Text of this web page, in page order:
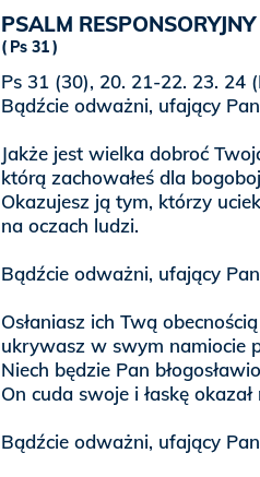
PSALM RESPONSORYJNY
Ps 31
Ps 31 (30), 20. 21-22. 23. 24
Bądźcie odważni, ufający
Jakże jest wielka dobroć
którą zachowałeś dla
Okazujesz ją tym, którzy
na oczach ludzi.
Bądźcie odważni, ufający
Osłaniasz ich Twą
ukrywasz w swym namiocie
Niech będzie Pan
On cuda swoje i łaskę
Bądźcie odważni, ufający